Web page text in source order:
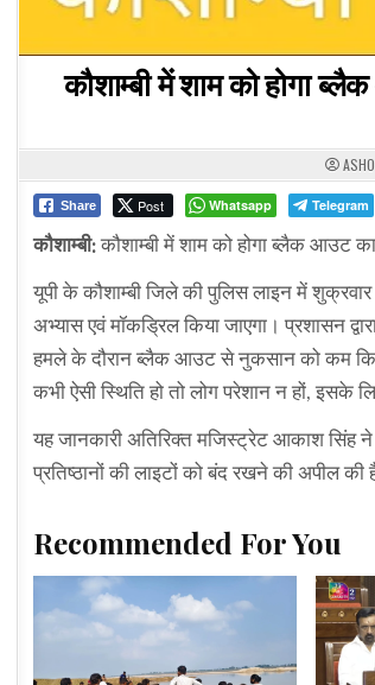
कौशाम्बी में शाम को होगा
Share Post Whatsapp Telegram
कौशाम्बी:कौशाम्बी में शाम को होगा ब्लैक आउट
यूपी के कौशाम्बी जिले की पुलिस लाइन में
अभ्यास एवं मॉकड्रिल किया जाएगा। प्रशासन
हमले के दौरान ब्लैक आउट से नुकसान को कम
कभी ऐसी स्थिति हो तो लोग परेशान न हों,
यह जानकारी अतिरिक्त मजिस्ट्रेट आकाश
प्रतिष्ठानों की लाइटों को बंद रखने की अपील
Recommended For You